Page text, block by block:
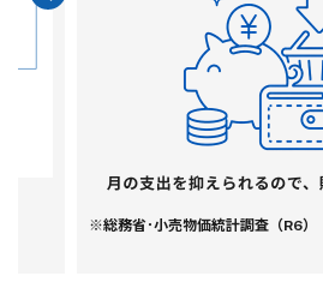
※総務省･小売物価統計調査（R6）